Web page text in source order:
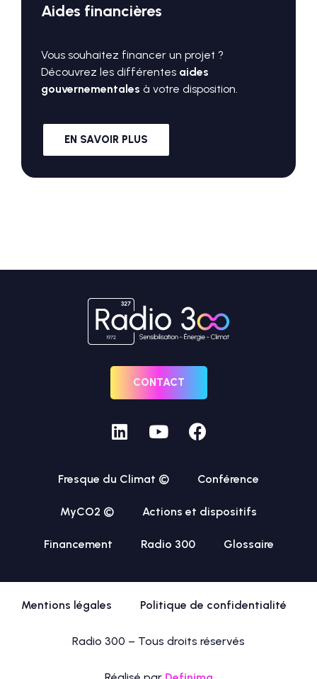
Aides financières
Vous souhaitez financer un projet ?
Découvrez les différentes aides
gouvernementales à votre disposition.
EN SAVOIR PLUS
CONTACT
Fresque du Climat © Conférence
MyCO2 © Actions et dispositifs
Financement Radio 300 Glossaire
Mentions légales Politique de confidentialité
Radio 300 – Tous droits réservés